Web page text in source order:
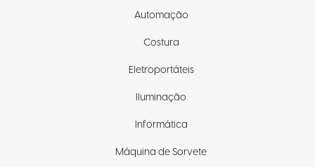
Automação
Costura
Eletroportáteis
Iluminação
Informática
Máquina de Sorvete